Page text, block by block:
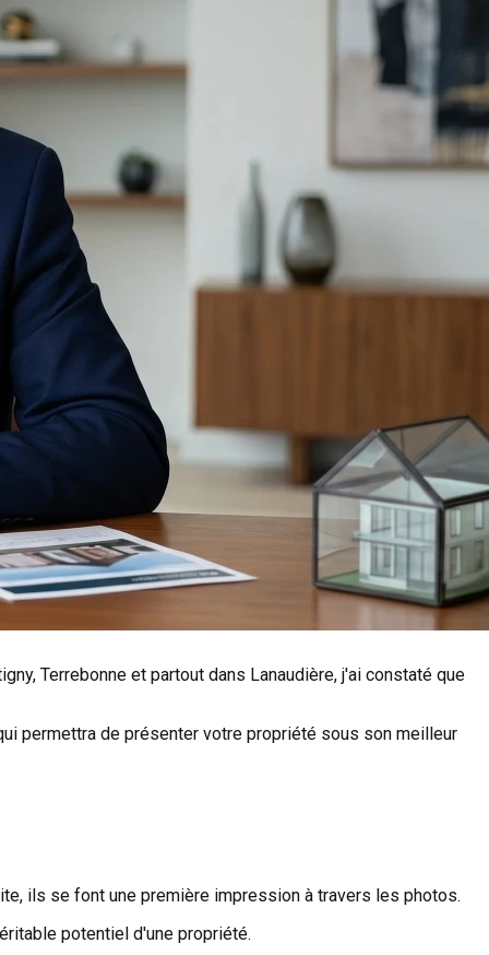
Terrebonne et partout dans Lanaudière, j'ai constaté que
permettra de présenter votre propriété sous son meilleur
ils se font une première impression à travers les photos.
potentiel d'une propriété.